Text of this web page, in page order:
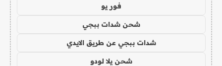
فور يو
شحن شدات ببجي
شدات ببجي عن طريق الايدي
شحن يلا لودو